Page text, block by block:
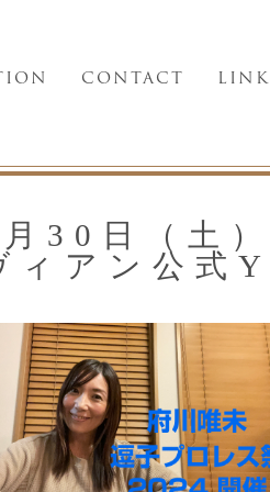
CONTACT LINK
30日（土）
ィアン公式Y